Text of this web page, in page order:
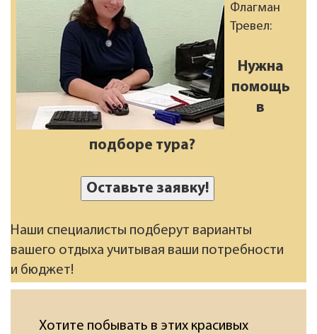
Флагман
Тревел:
Нужна
помощь
в
подборе тура?
Оставьте заявку!
Наши специалисты подберут варианты
вашего отдыха учитывая ваши потребности
и бюджет!
Хотите побывать в этих красивых